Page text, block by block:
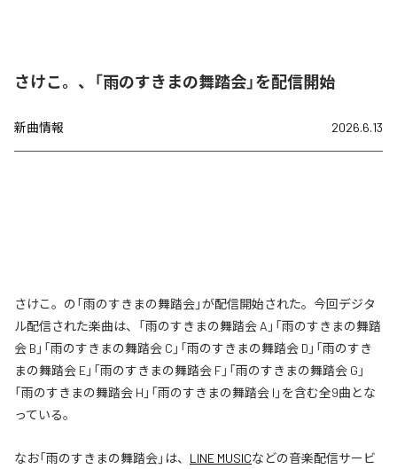
さけこ。、「雨のすきまの舞踏会」を配信開始
新曲情報 2026.6.13
さけこ。の「雨のすきまの舞踏会」が配信開始された。今回デジタ
ル配信された楽曲は、「雨のすきまの舞踏会 A」「雨のすきまの舞踏
会 B」「雨のすきまの舞踏会 C」「雨のすきまの舞踏会 D」「雨のすき
まの舞踏会 E」「雨のすきまの舞踏会 F」「雨のすきまの舞踏会 G」
「雨のすきまの舞踏会 H」「雨のすきまの舞踏会 I」を含む全9曲とな
っている。
なお「雨のすきまの舞踏会」は、 LINE MUSICなどの音楽配信サービ